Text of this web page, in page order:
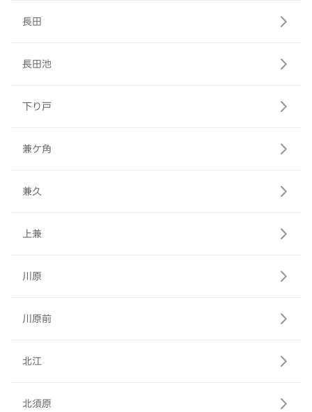
長田
長田池
下り戸
兼ケ角
兼久
上兼
川原
川原前
北江
北須原